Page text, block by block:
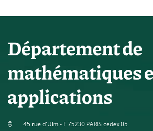
Département de
mathématiques
applications
45 rue d'Ulm - F 75230 PARIS cedex 05